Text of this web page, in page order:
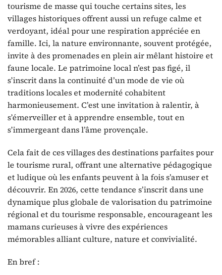
tourisme de masse qui touche certains sites, les
villages historiques offrent aussi un refuge calme et
verdoyant, idéal pour une respiration appréciée en
famille. Ici, la nature environnante, souvent protégée,
invite à des promenades en plein air mêlant histoire et
faune locale. Le patrimoine local n’est pas figé, il
s’inscrit dans la continuité d’un mode de vie où
traditions locales et modernité cohabitent
harmonieusement. C’est une invitation à ralentir, à
s’émerveiller et à apprendre ensemble, tout en
s’immergeant dans l’âme provençale.
Cela fait de ces villages des destinations parfaites pour
le tourisme rural, offrant une alternative pédagogique
et ludique où les enfants peuvent à la fois s’amuser et
découvrir. En 2026, cette tendance s’inscrit dans une
dynamique plus globale de valorisation du patrimoine
régional et du tourisme responsable, encourageant les
mamans curieuses à vivre des expériences
mémorables alliant culture, nature et convivialité.
En bref :